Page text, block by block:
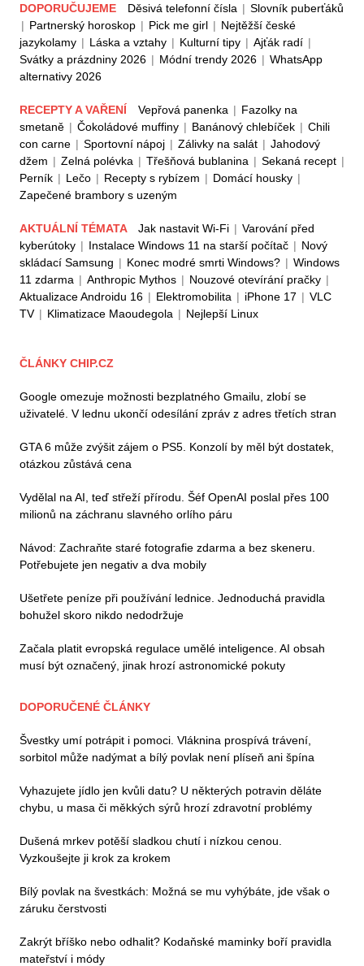
DOPORUČUJEME Děsivá telefonní čísla | Slovník puberťáků
| Partnerský horoskop | Pick me girl | Nejtěžší české
jazykolamy | Láska a vztahy | Kulturní tipy | Ajťák radí |
Svátky a prázdniny 2026 | Módní trendy 2026 | WhatsApp
alternativy 2026
RECEPTY A VAŘENÍ Vepřová panenka | Fazolky na
smetaně | Čokoládové muffiny | Banánový chlebíček | Chili
con carne | Sportovní nápoj | Zálivky na salát | Jahodový
džem | Zelná polévka | Třešňová bublanina | Sekaná recept |
Perník | Lečo | Recepty s rybízem | Domácí housky |
Zapečené brambory s uzeným
AKTUÁLNÍ TÉMATA Jak nastavit Wi-Fi | Varování před
kyberútoky | Instalace Windows 11 na starší počítač | Nový
skládací Samsung | Konec modré smrti Windows? | Windows
11 zdarma | Anthropic Mythos | Nouzové otevírání pračky |
Aktualizace Androidu 16 | Elektromobilita | iPhone 17 | VLC
TV | Klimatizace Maoudegola | Nejlepší Linux
ČLÁNKY CHIP.CZ
Google omezuje možnosti bezplatného Gmailu, zlobí se
uživatelé. V lednu ukončí odesílání zpráv z adres třetích stran
GTA 6 může zvýšit zájem o PS5. Konzolí by měl být dostatek,
otázkou zůstává cena
Vydělal na AI, teď střeží přírodu. Šéf OpenAI poslal přes 100
milionů na záchranu slavného orlího páru
Návod: Zachraňte staré fotografie zdarma a bez skeneru.
Potřebujete jen negativ a dva mobily
Ušetřete peníze při používání lednice. Jednoduchá pravidla
bohužel skoro nikdo nedodržuje
Začala platit evropská regulace umělé inteligence. AI obsah
musí být označený, jinak hrozí astronomické pokuty
DOPORUČENÉ ČLÁNKY
Švestky umí potrápit i pomoci. Vláknina prospívá trávení,
sorbitol může nadýmat a bílý povlak není plíseň ani špína
Vyhazujete jídlo jen kvůli datu? U některých potravin děláte
chybu, u masa či měkkých sýrů hrozí zdravotní problémy
Dušená mrkev potěší sladkou chutí i nízkou cenou.
Vyzkoušejte ji krok za krokem
Bílý povlak na švestkách: Možná se mu vyhýbáte, jde však o
záruku čerstvosti
Zakrýt bříško nebo odhalit? Kodaňské maminky boří pravidla
mateřství i módy